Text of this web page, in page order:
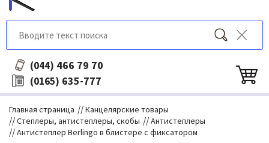
(044) 466 79 70
(0165) 635-777
Главная страница //Канцелярские товары
//Степлеры, антистеплеры, скобы //Антистеплеры
//Антистеплер Berlingo в блистере с фиксатором